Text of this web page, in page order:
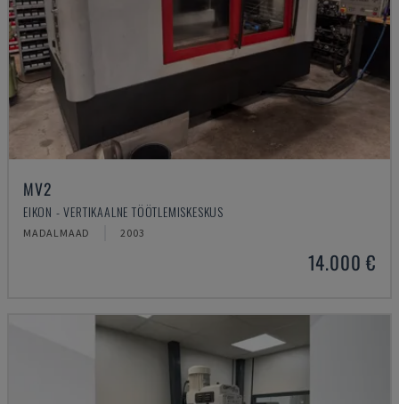
MV2
EIKON - VERTIKAALNE TÖÖTLEMISKESKUS
MADALMAAD 2003
14.000 €